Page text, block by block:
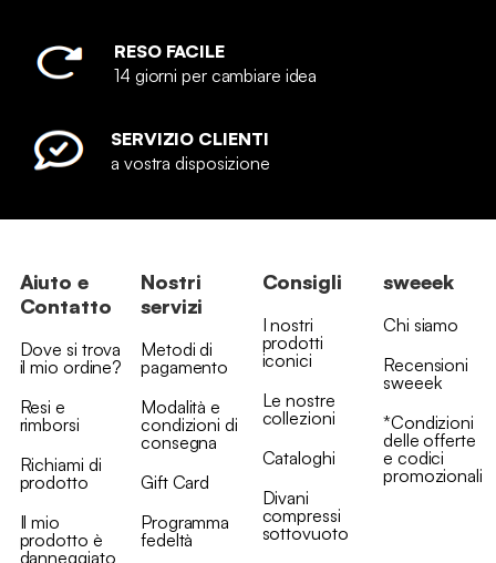
RESO FACILE
14 giorni per cambiare idea
SERVIZIO CLIENTI
a vostra disposizione
Aiuto e
Contatto
Dove si trova
il mio ordine?
Resi e
rimborsi
Richiami di
prodotto
Il mio
prodotto è
danneggiato
Nostri
servizi
Metodi di
pagamento
Modalità e
condizioni di
consegna
Gift Card
Programma
fedeltà
Consigli
I nostri
prodotti
iconici
Le nostre
collezioni
Cataloghi
Divani
compressi
sottovuoto
sweeek
Chi siamo
Recensioni
sweeek
*Condizioni
delle offerte
e codici
promozionali